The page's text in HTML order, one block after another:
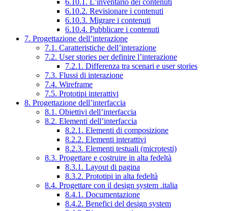
6.10.1. L’inventario dei contenuti
6.10.2. Revisionare i contenuti
6.10.3. Migrare i contenuti
6.10.4. Pubblicare i contenuti
7. Progettazione dell’interazione
7.1. Caratteristiche dell’interazione
7.2. User stories per definire l’interazione
7.2.1. Differenza tra scenari e user stories
7.3. Flussi di interazione
7.4. Wireframe
7.5. Prototipi interattivi
8. Progettazione dell’interfaccia
8.1. Obiettivi dell’interfaccia
8.2. Elementi dell’interfaccia
8.2.1. Elementi di composizione
8.2.2. Elementi interattivi
8.2.3. Elementi testuali (microtesti)
8.3. Progettare e costruire in alta fedeltà
8.3.1. Layout di pagina
8.3.2. Prototipi in alta fedeltà
8.4. Progettare con il design system .italia
8.4.1. Documentazione
8.4.2. Benefici del design system